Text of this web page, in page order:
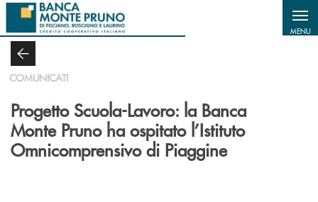
Salta al contenuto principale
MENU
COMUNICATI
Progetto Scuola-Lavoro: la Banca
Monte Pruno ha ospitato l’Istituto
Omnicomprensivo di Piaggine